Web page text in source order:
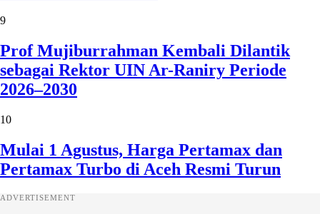
9
Prof Mujiburrahman Kembali Dilantik
sebagai Rektor UIN Ar-Raniry Periode
2026–2030
10
Mulai 1 Agustus, Harga Pertamax dan
Pertamax Turbo di Aceh Resmi Turun
ADVERTISEMENT